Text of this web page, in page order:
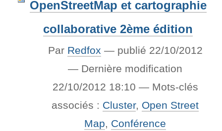
OpenStreetMap et cartographie
collaborative 2ème édition
Par Redfox — publié 22/10/2012
— Dernière modification
22/10/2012 18:10 — Mots-clés
associés : Cluster, Open Street
Map, Conférence